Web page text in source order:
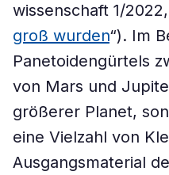
wissenschaft 1/2022,
groß wurden“). Im
Panetoidengürtels
von Mars und
größerer Planet,
eine Vielzahl von
Ausgangsmaterial